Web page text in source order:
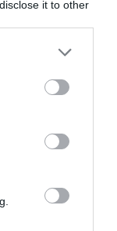
it to other